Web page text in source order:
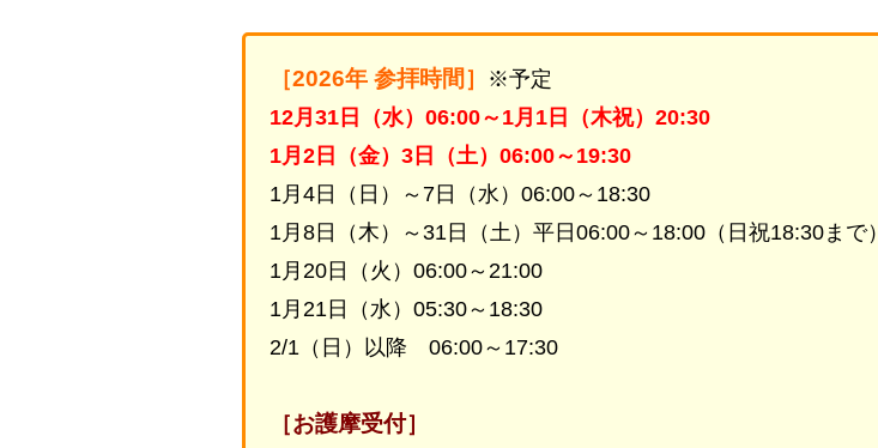
［2026年 参拝時間］
※予定
12月31日（水）06:00～1月1日（木祝）20:30
1月2日（金）3日（土）06:00～19:30
1月4日（日）～7日（水）06:00～18:30
1月8日（木）～31日（土）平日06:00～18:00（日祝18:30まで）
1月20日（火）06:00～21:00
1月21日（水）05:30～18:30
2/1（日）以降 06:00～17:30
［お護摩受付］